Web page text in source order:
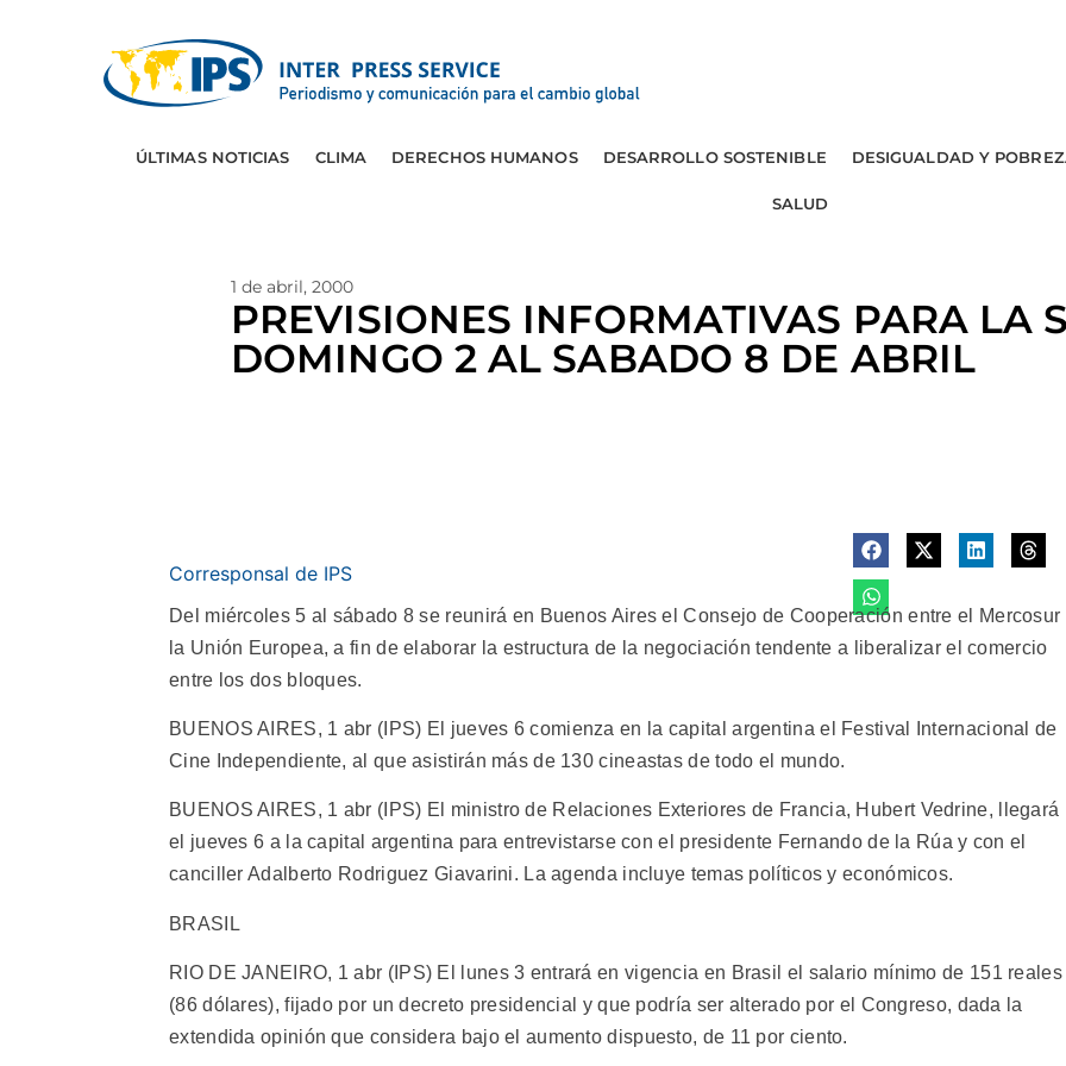
ÚLTIMAS NOTICIAS CLIMA DERECHOS HUMANOS DESARROLLO SOSTENIBLE DESIGUALDAD Y
SALUD
1 de abril, 2000
PREVISIONES INFORMATIVAS PARA LA
DOMINGO 2 AL SABADO 8 DE ABRIL
Corresponsal de IPS
Del miércoles 5 al sábado 8 se reunirá en Buenos Aires el Consejo de Cooperación entre el Mercosur
la Unión Europea, a fin de elaborar la estructura de la negociación tendente a liberalizar el comercio
entre los dos bloques.
BUENOS AIRES, 1 abr (IPS) El jueves 6 comienza en la capital argentina el Festival Internacional de
Cine Independiente, al que asistirán más de 130 cineastas de todo el mundo.
BUENOS AIRES, 1 abr (IPS) El ministro de Relaciones Exteriores de Francia, Hubert Vedrine, llegará
el jueves 6 a la capital argentina para entrevistarse con el presidente Fernando de la Rúa y con el
canciller Adalberto Rodriguez Giavarini. La agenda incluye temas políticos y económicos.
BRASIL
RIO DE JANEIRO, 1 abr (IPS) El lunes 3 entrará en vigencia en Brasil el salario mínimo de 151 reales
(86 dólares), fijado por un decreto presidencial y que podría ser alterado por el Congreso, dada la
extendida opinión que considera bajo el aumento dispuesto, de 11 por ciento.